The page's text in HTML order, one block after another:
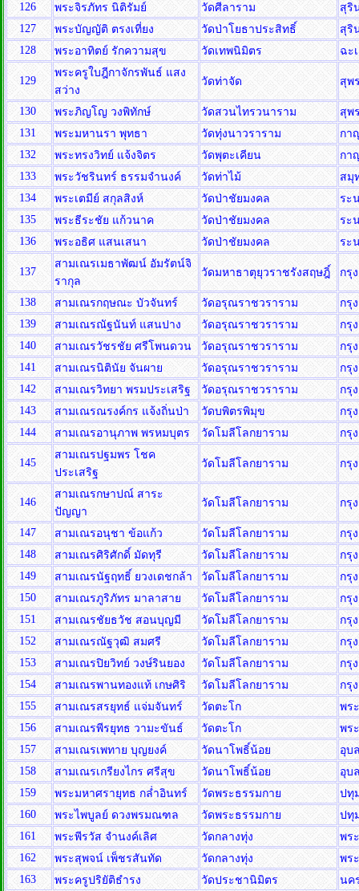
126
พระจิรภัทร นิติรัมย์ วัดศีลาราม
สุริ
127
พระบัญญัติ ตรงเที่ยง วัดป่าโยธาประสิทธิ์
สุริ
128
พระอาทิตย์ รักความสุข วัดเทพนิมิตร ฉะ
129
พระครูใบฎีกาจักรพันธ์ แสง
สว่าง
วัดท่าจัด สุพ
130 พระภิญโญ วงพิทักษ์ วัดสวนไทรวนาราม
สุพ
131
พระมหานรา พุทธา วัดทุ่งนาวราราม
กา
132
พระทรงวิทย์ แจ้งจิตร วัดพุตะเคียน
กา
133
พระวัชรินทร์ ธรรมจำนงค์ วัดท่าไม้
สมุ
134
พระเตมีย์ สกุลสิงห์ วัดป่าชัยมงคล
ระ
135
พระธีระชัย แก้วนาค วัดป่าชัยมงคล
ระ
136
พระอธิศ แสนเสนา วัดป่าชัยมงคล ระ
137
สามเณรเมธาพัฒน์ อัมรัตน์จิ
รากุล
วัดมหาธาตุยุวราชรังสฤษฎิ์ กรุ
138 สามเณรกฤษณะ บัวจันทร์ วัดอรุณราชวราราม
กรุ
139
สามเณรณัฐนันท์ แสนปาง วัดอรุณราชวราราม
กรุ
140
สามเณรวัชรชัย ศรีโพนดวน วัดอรุณราชวราราม
กรุ
141
สามเณรนิตินัย จันผาย วัดอรุณราชวราราม
กรุ
142
สามเณรวิทยา พรมประเสริฐ วัดอรุณราชวราราม
กรุ
143
สามเณรณรงค์กร แจ้งถิ่นป่า วัดบพิตรพิมุข
กรุ
144
สามเณรอานุภาพ พรหมบุตร วัดโมลีโลกยาราม กรุ
145
สามเณรปฐมพร โชค
ประเสริฐ
วัดโมลีโลกยาราม กรุ
146
สามเณรกษาปณ์ สาระ
ปัญญา
วัดโมลีโลกยาราม กรุ
147 สามเณรอนุชา ข้อแก้ว วัดโมลีโลกยาราม
กรุ
148
สามเณรศิริศักดิ์ มัดทุรี วัดโมลีโลกยาราม
กรุ
149
สามเณรนัฐฤทธิ์ ยวงเดชกล้า วัดโมลีโลกยาราม
กรุ
150
สามเณรภูริภัทร มาลาสาย วัดโมลีโลกยาราม
กรุ
151
สามเณรชัยธวัช สอนบุญมี วัดโมลีโลกยาราม
กรุ
152
สามเณรณัฐวุฒิ สมศรี วัดโมลีโลกยาราม
กรุ
153
สามเณรปิยวิทย์ วงษ์รินยอง วัดโมลีโลกยาราม
กรุ
154
สามเณรพานทองแท้ เกษศิริ วัดโมลีโลกยาราม
กรุ
155
สามเณรสรยุทธ์ แจ่มจันทร์ วัดตะโก
พร
156
สามเณรพีรยุทธ วามะขันธ์ วัดตะโก
พร
157
สามเณรเพทาย บุญยงค์ วัดนาโพธิ์น้อย
อุบ
158
สามเณรเกรียงไกร ศรีสุข วัดนาโพธิ์น้อย
อุบ
159
พระมหาศรายุทธ กล่ำอินทร์ วัดพระธรรมกาย
ปทุ
160
พระไพบูลย์ ดวงพรมณฑล วัดพระธรรมกาย
ปทุ
161
พระพีรวัส จำนงค์เลิศ วัดกลางทุ่ง
พร
162
พระสุพจน์ เพ็ชรสันทัด วัดกลางทุ่ง
พร
163
พระครูปริยัติธำรง วัดประชานิมิตร นค